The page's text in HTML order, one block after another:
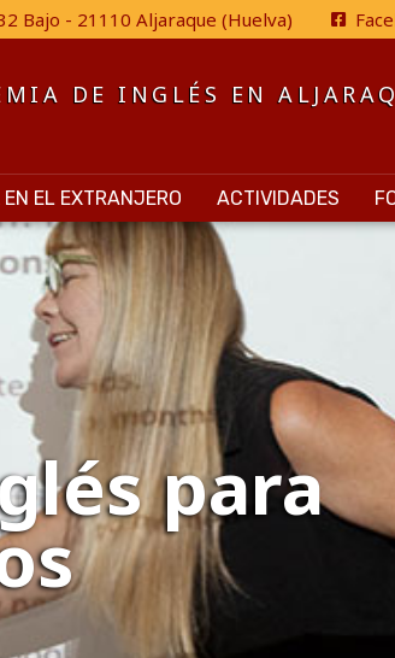
Bajo - 21110 Aljaraque (Huelva)
DE INGLÉS EN
EL EXTRANJERO ACTIVIDADES
para